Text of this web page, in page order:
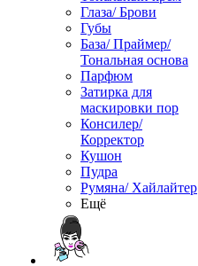
Глаза/ Брови
Губы
База/ Праймер/
Тональная основа
Парфюм
Затирка для
маскировки пор
Консилер/
Корректор
Кушон
Пудра
Румяна/ Хайлайтер
Ещё